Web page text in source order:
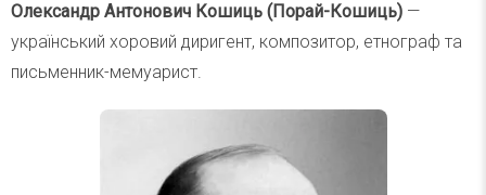
Олександр Антонович Кошиць (Порай-Кошиць) —
український хоровий диригент, композитор, етнограф та
письменник-мемуарист.